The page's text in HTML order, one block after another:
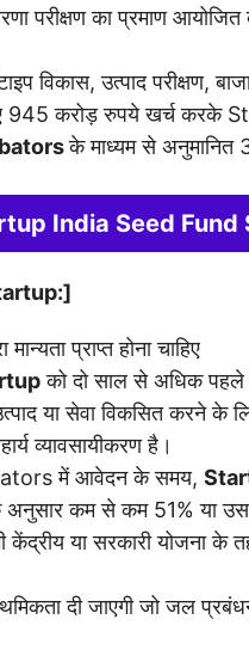
परीक्षण का प्रमाण
विकास, उत्पाद परीक्षण,
945 करोड़ रुपये खर्च करके
के माध्यम से अनुमानित
India Seed
मान्यता प्राप्त होना चाहिए
को दो साल से अधिक पहले
या सेवा विकसित करने के
व्यावसायीकरण है।
में आवेदन के समय,
अनुसार कम से कम 51% या
केंद्रीय या सरकारी योजना के
दी जाएगी जो जल